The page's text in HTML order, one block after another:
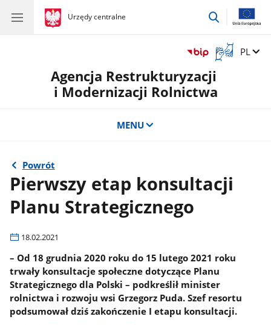
gov.pl
Urzędy centralne
gov.pl
Urzędy
przejdź
Otwórz
okno
z
tłumaczem
Zmień
PL
Agencja Restrukturyzacji
i Modernizacji Rolnictwa
MENU
Powrót
Pierwszy etap konsultacji
Planu Strategicznego
18.02.2021
– Od 18 grudnia 2020 roku do 15 lutego 2021 roku
trwały konsultacje społeczne dotyczące Planu
Strategicznego dla Polski – podkreślił minister
rolnictwa i rozwoju wsi Grzegorz Puda. Szef resortu
podsumował dziś zakończenie I etapu konsultacji.